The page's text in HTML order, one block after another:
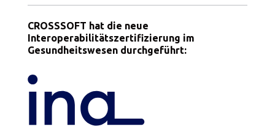
CROSSSOFT hat die neue
Interoperabilitätszertifizierung im
Gesundheitswesen durchgeführt: